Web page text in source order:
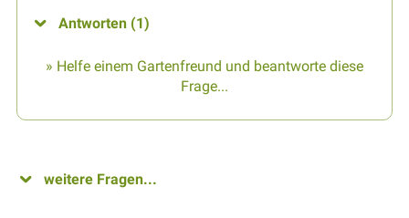
Antworten (1)
» Helfe einem Gartenfreund und beantworte diese
Frage...
weitere Fragen...